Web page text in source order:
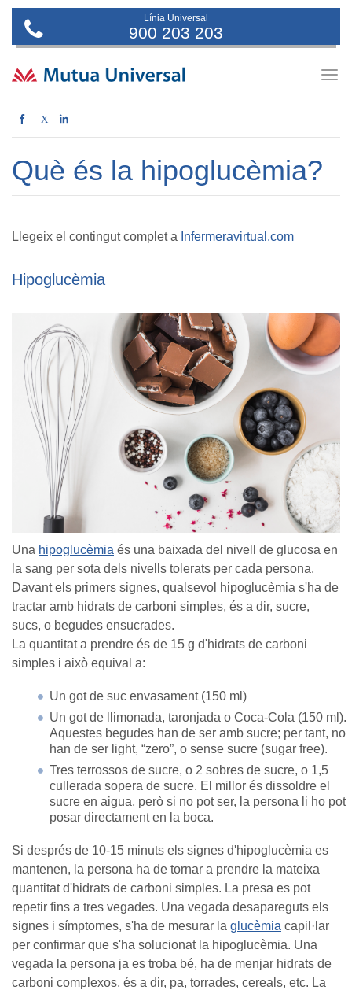
Línia Universal
900 203 203
X
Què és la hipoglucèmia?
Llegeix el contingut complet a Infermeravirtual.com
Hipoglucèmia
Una hipoglucèmia és una baixada del nivell de glucosa en
la sang per sota dels nivells tolerats per cada persona.
Davant els primers signes, qualsevol hipoglucèmia s'ha de
tractar amb hidrats de carboni simples, és a dir, sucre,
sucs, o begudes ensucrades.
La quantitat a prendre és de 15 g d'hidrats de carboni
simples i això equival a:
Un got de suc envasament (150 ml)
Un got de llimonada, taronjada o Coca-Cola (150 ml).
Aquestes begudes han de ser amb sucre; per tant, no
han de ser light, “zero”, o sense sucre (sugar free).
Tres terrossos de sucre, o 2 sobres de sucre, o 1,5
cullerada sopera de sucre. El millor és dissoldre el
sucre en aigua, però si no pot ser, la persona li ho pot
posar directament en la boca.
Si després de 10-15 minuts els signes d'hipoglucèmia es
mantenen, la persona ha de tornar a prendre la mateixa
quantitat d'hidrats de carboni simples. La presa es pot
repetir fins a tres vegades. Una vegada desapareguts els
signes i símptomes, s'ha de mesurar la glucèmia capil·lar
per confirmar que s'ha solucionat la hipoglucèmia. Una
vegada la persona ja es troba bé, ha de menjar hidrats de
carboni complexos, és a dir, pa, torrades, cereals, etc. La